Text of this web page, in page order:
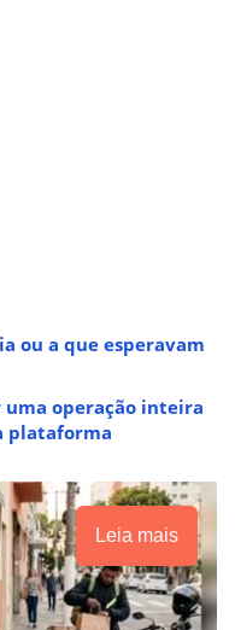
ou a que esperavam
operação inteira
plataforma
Leia mais